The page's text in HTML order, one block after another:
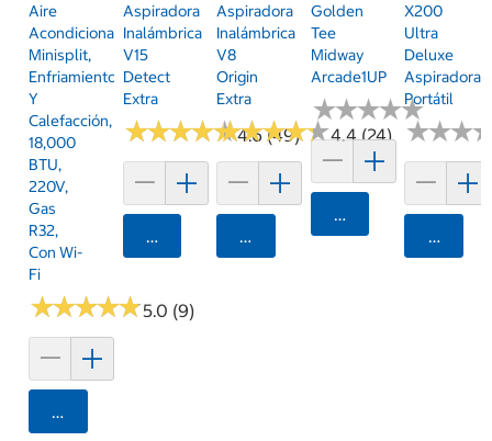
Aire
Acondicionado
Minisplit,
Enfriamiento
Y
Calefacción,
18,000
BTU,
220V,
Gas
R32,
Con Wi-
Fi
★★★★★
★★★★★5.0 (9)
Agregar
Aspiradora
Inalámbrica
V15
Detect
Extra
★★★★★
★★★★★4.6 (49)
Agregar
Aspiradora
Inalámbrica
V8
Origin
Extra
★★★★★
★★★★★4.4 (24)
Agregar
Golden
Tee
Midway
Arcade1UP
★★★★★
★★★★★
Agregar
X200
Ultra
Deluxe
Aspiradora
Portátil
★★★
★★★